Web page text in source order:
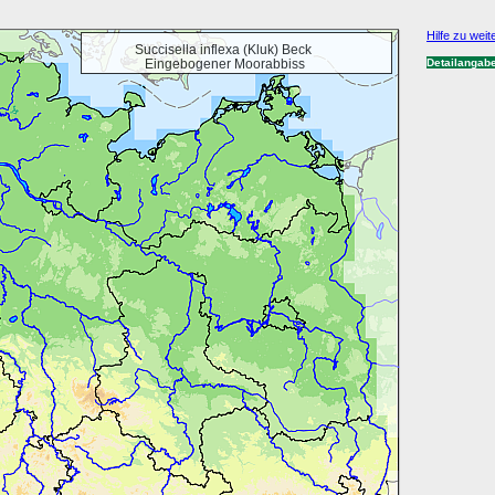
Succisella inflexa (Kluk) Beck
Eingebogener Moorabbiss
Hilfe zu